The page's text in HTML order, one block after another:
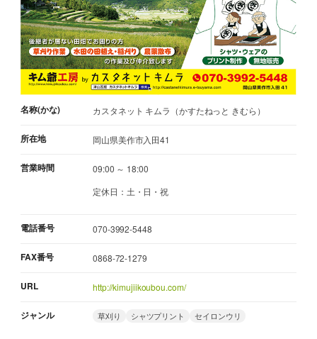
名称(かな) カスタネット キムラ（かすたねっと きむら）
所在地 岡山県美作市入田41
営業時間
09:00 ～ 18:00
定休日：土・日・祝
電話番号 070-3992-5448
FAX番号 0868-72-1279
URL http://kimujiikoubou.com/
ジャンル 草刈り シャツプリント セイロンウリ